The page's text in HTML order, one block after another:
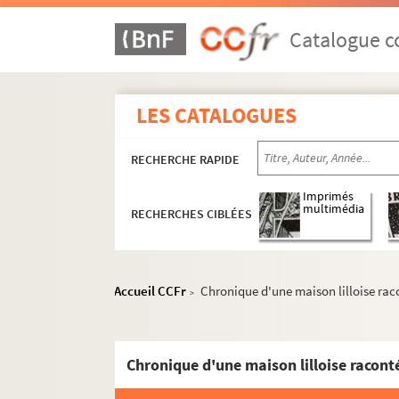
Catalogue
LES CATALOGUES
RECHERCHE RAPIDE
RECHERCHES CIBLÉES
Imprimés
multimédia
Accueil CCFr > Chronique d'une maison lilloise
Chronique d'une maison lilloise
qr1. Collections bibliographiques -
qr2. Eléments biographiques de personnages
qr3. Documents anciens : villes par
qr6. Brochures et prospectus
qr7. Documents recueillis par M. Martin
qr7-bis. Cartes des 17e et 18e siècles
qr12. Menus
qr4. Documents anciens : Arrondissement de